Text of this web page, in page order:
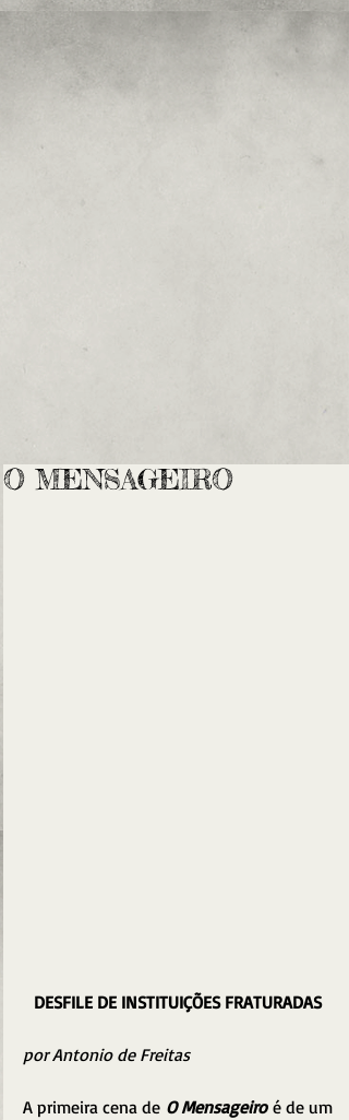
O MENSAGEIRO
DESFILE DE INSTITUIÇÕES FRATURADAS
por Antonio de Freitas
A primeira cena de O Mensageiro é de um